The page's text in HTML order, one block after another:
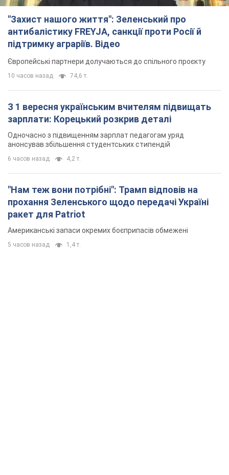
"Захист нашого життя": Зеленський про
антибалістику FREYJA, санкції проти Росії й
підтримку аграріїв. Відео
Європейські партнери долучаються до спільного проєкту
10 часов назад 74,6 т.
З 1 вересня українським вчителям підвищать
зарплати: Корецький розкрив деталі
Одночасно з підвищенням зарплат педагогам уряд
анонсував збільшення студентських стипендій
6 часов назад 4,2 т.
"Нам теж вони потрібні": Трамп відповів на
прохання Зеленського щодо передачі Україні
ракет для Patriot
Американські запаси окремих боєприпасів обмежені
5 часов назад 1,4 т.